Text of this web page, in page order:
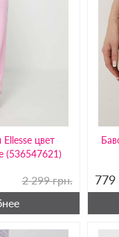
цвет
(536547621)
2 299 грн.
779